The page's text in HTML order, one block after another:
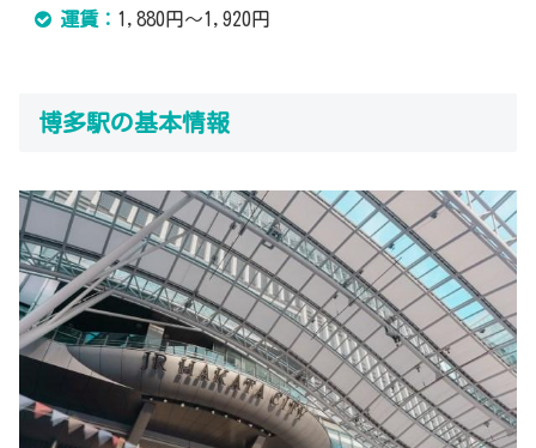
運賃： 1,880円～1,920円
博多駅の基本情報